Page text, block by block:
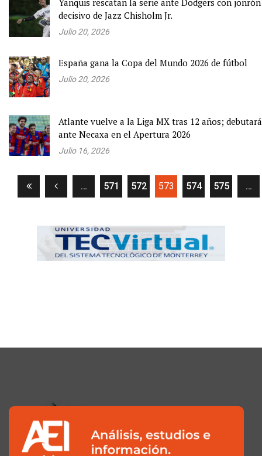
decisivo de Jazz Chisholm Jr.
Julio 20, 2026
España gana la Copa del Mundo 2026 de fútbol
Julio 20, 2026
Atlante vuelve a la Liga MX tras 12 años; debutará
ante Necaxa en el Apertura 2026
Julio 16, 2026
… 571 572 573 (current)
574 575 …